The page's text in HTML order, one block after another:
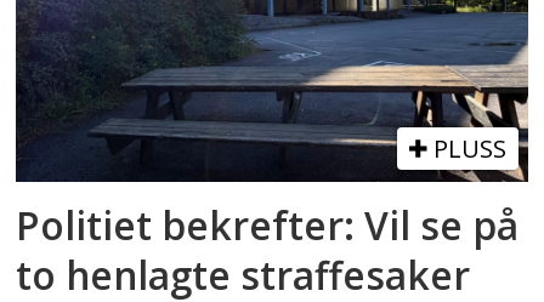
PLUSS
Politiet bekrefter: Vil se på
to henlagte straffesaker